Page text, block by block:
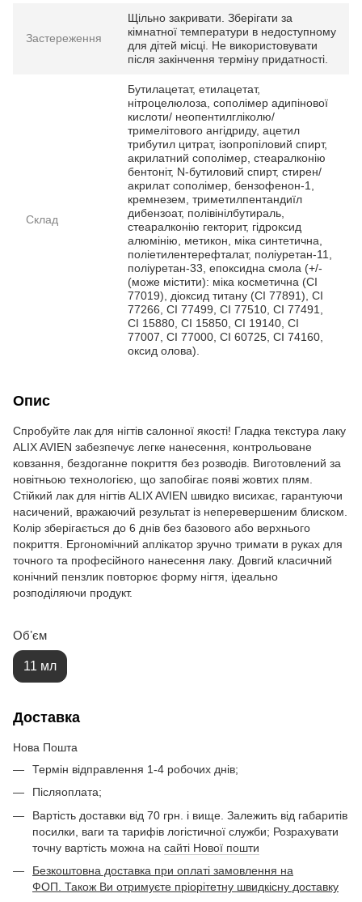
Застереження
Щільно закривати. Зберігати за
кімнатної температури в недоступному
для дітей місці. Не використовувати
після закінчення терміну придатності.
Склад
Бутилацетат, етилацетат,
нітроцелюлоза, сополімер адипінової
кислоти/ неопентилгліколю/
тримелітового ангідриду, ацетил
трибутил цитрат, ізопропіловий спирт,
акрилатний сополімер, стеаралконію
бентоніт, N-бутиловий спирт, стирен/
акрилат сополімер, бензофенон-1,
кремнезем, триметилпентандиїл
дибензоат, полівінілбутираль,
стеаралконію гекторит, гідроксид
алюмінію, метикон, міка синтетична,
поліетилентерефталат, поліуретан-11,
поліуретан-33, епоксидна смола (+/-
(може містити): міка косметична (CI
77019), діоксид титану (CI 77891), CI
77266, CI 77499, CI 77510, CI 77491,
CI 15880, CI 15850, CI 19140, CI
77007, CI 77000, CI 60725, CI 74160,
оксид олова).
Опис
Спробуйте лак для нігтів салонної якості! Гладка текстура лаку
ALIX AVIEN забезпечує легке нанесення, контрольоване
ковзання, бездоганне покриття без розводів. Виготовлений за
новітньою технологією, що запобігає появі жовтих плям.
Стійкий лак для нігтів ALIX AVIEN швидко висихає, гарантуючи
насичений, вражаючий результат із неперевершеним блиском.
Колір зберігається до 6 днів без базового або верхнього
покриття. Ергономічний аплікатор зручно тримати в руках для
точного та професійного нанесення лаку. Довгий класичний
конічний пензлик повторює форму нігтя, ідеально
розподіляючи продукт.
Обʼєм
11 мл
Доставка
Нова Пошта
Термін відправлення 1-4 робочих днів;
Післяоплата;
Вартість доставки від 70 грн. і вище. Залежить від габаритів
посилки, ваги та тарифів логістичної служби; Розрахувати
точну вартість можна на сайті Нової пошти
Безкоштовна доставка при оплаті замовлення на
ФОП. Також Ви отримуєте пріорітетну швидкісну доставку